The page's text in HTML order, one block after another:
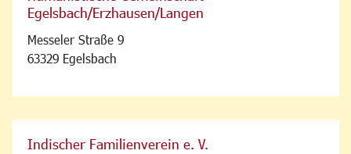
Egelsbach/Erzhausen/Langen
Messeler Straße 9
63329 Egelsbach
Indischer Familienverein e. V.